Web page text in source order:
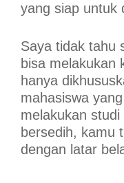
yang siap untuk
Saya tidak tahu
bisa melakukan
hanya
mahasiswa
melakukan
bersedih, kamu
dengan latar